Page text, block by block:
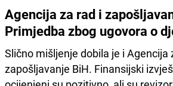
Agencija za rad i
Primjedba zbog ugovora o
Slično mišljenje dobila je i Agencija
zapošljavanje BiH. Finansijski